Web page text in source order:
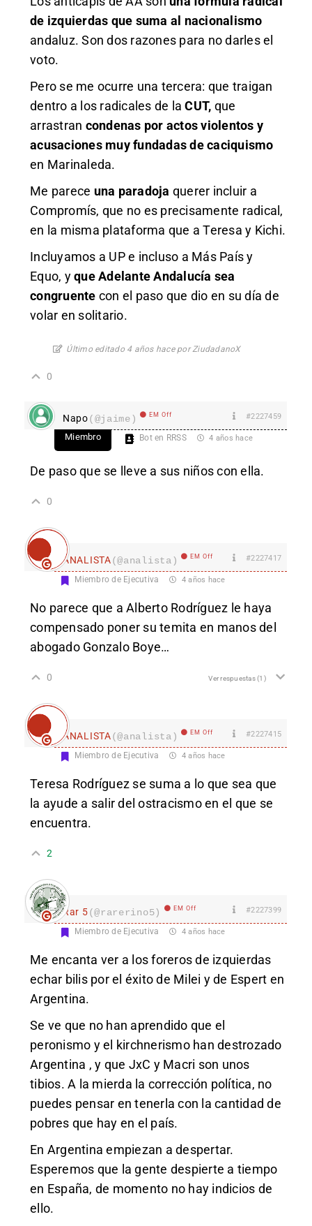
de izquierdas que suma al nacionalismo
andaluz. Son dos razones para no darles el
voto.
Pero se me ocurre una tercera: que traigan
dentro a los radicales de laCUT, que
arrastran condenas por actos violentos y
acusaciones muy fundadas de caciquismo
en Marinaleda.
Me parece una paradoja querer incluir a
Compromís, que no es precisamente radical,
en la misma plataforma que a Teresa y Kichi.
Incluyamos a UP e incluso a Más País y
Equo, yque Adelante Andalucía sea
congruente con el paso que dio en su día de
volar en solitario.
Último editado 4 años hace por ZiudadanoX
0
Napo(@jaime) EM Off #2227459
Miembro Bot en RRSS 4 años hace
De paso que se lleve a sus niños con ella.
0
ANALISTA(@analista) EM Off #2227417
Miembro de Ejecutiva 4 años hace
No parece que a Alberto Rodríguez le haya
compensado poner su temita en manos del
abogado Gonzalo Boye…
0 Ver respuestas(1)
ANALISTA(@analista) EM Off #2227415
Miembro de Ejecutiva 4 años hace
Teresa Rodríguez se suma a lo que sea que
la ayude a salir del ostracismo en el que se
encuentra.
2
Rar 5(@rarerino5) EM Off #2227399
Miembro de Ejecutiva 4 años hace
Me encanta ver a los foreros de izquierdas
echar bilis por el éxito de Milei y de Espert en
Argentina.
Se ve que no han aprendido que el
peronismo y el kirchnerismo han destrozado
Argentina , y que JxC y Macri son unos
tibios. A la mierda la corrección política, no
puedes pensar en tenerla con la cantidad de
pobres que hay en el país.
En Argentina empiezan a despertar.
Esperemos que la gente despierte a tiempo
en España, de momento no hay indicios de
ello.